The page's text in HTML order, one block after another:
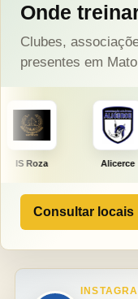
Onde
Clubes,
presentes em
Alicerce J.
Consultar locais